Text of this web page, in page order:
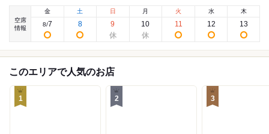
空席
情報
金
8/7
土
8
日
9
月
10
火
11
水
12
木
13
このエリアで人気のお店
1 2 3